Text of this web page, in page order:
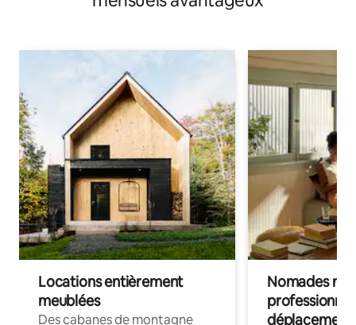
Locations entièrement
meublées
Des cabanes de montagne
Nomades
déplacement